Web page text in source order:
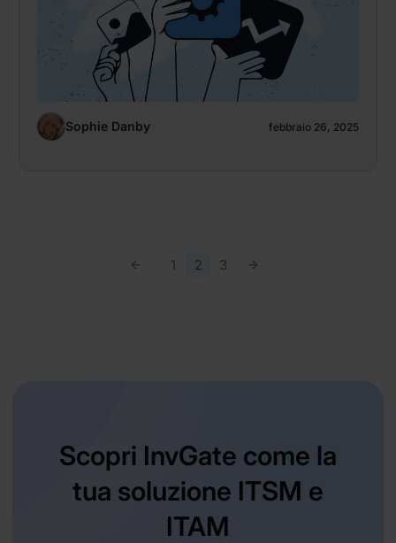
Sophie Danby febbraio 26, 2025
1 2 3
Scopri InvGate come la
tua soluzione ITSM e
ITAM